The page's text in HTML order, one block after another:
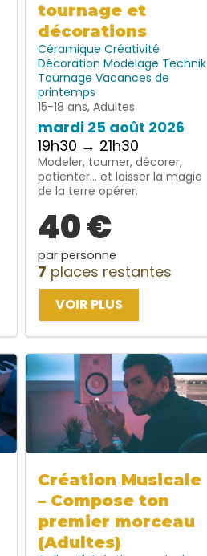
tournage et
décorations
Céramique Créativité
Décoration Modelage Technik
Tournage Vacances de
printemps
15-18 ans, Adultes
mardi 25 août 2026
19h30 → 21h30
Modeler, tourner, décorer,
patienter… et laisser la magie
de la terre opérer.
40 €
par personne
7 places restantes
VOIR PLUS
Création Musicale
– Compose ton
premier morceau
(Adultes)